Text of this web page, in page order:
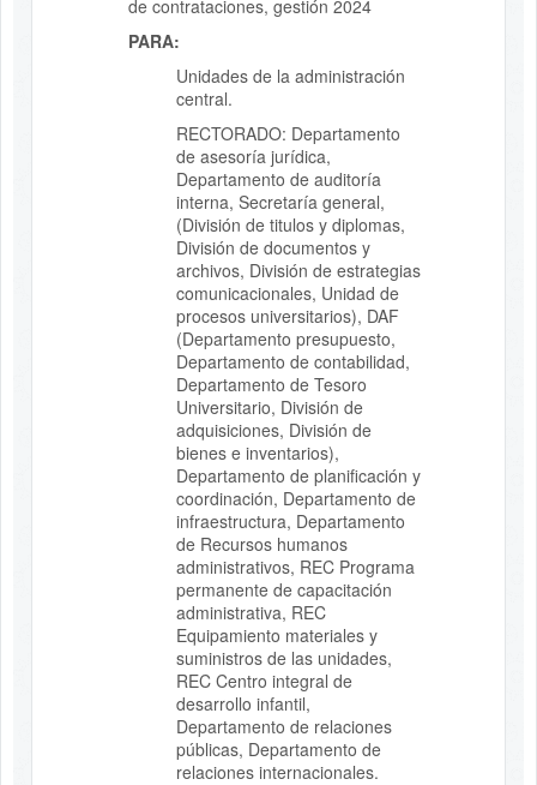
de contrataciones, gestión 2024
PARA:
Unidades de la administración
central.
RECTORADO: Departamento
de asesoría jurídica,
Departamento de auditoría
interna, Secretaría general,
(División de titulos y diplomas,
División de documentos y
archivos, División de estrategias
comunicacionales, Unidad de
procesos universitarios), DAF
(Departamento presupuesto,
Departamento de contabilidad,
Departamento de Tesoro
Universitario, División de
adquisiciones, División de
bienes e inventarios),
Departamento de planificación y
coordinación, Departamento de
infraestructura, Departamento
de Recursos humanos
administrativos, REC Programa
permanente de capacitación
administrativa, REC
Equipamiento materiales y
suministros de las unidades,
REC Centro integral de
desarrollo infantil,
Departamento de relaciones
públicas, Departamento de
relaciones internacionales.